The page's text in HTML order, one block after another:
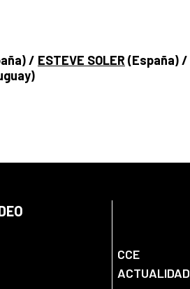
/ ESTEVE SOLER (España) /
CCE
ACTUALIDAD